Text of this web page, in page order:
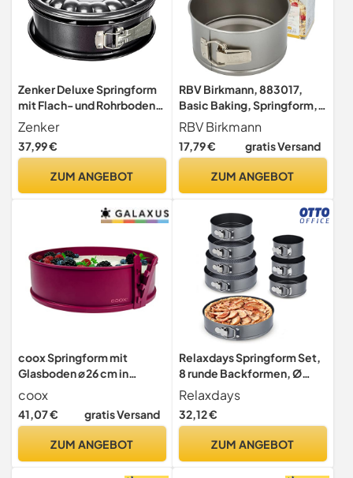
Zenker Deluxe Springform
mit Flach- und Rohrboden,
Auslaufschutz – Ø 27,7 x
10,3 cm, hitzebeständig bis
230°C, für Induktionsherde
Herstellergarantie
Zenker
37,99 €
ZUM ANGEBOT
RBV Birkmann, 883017,
Basic Baking, Springform,
Ø 18 cm, mit
Antihaftbeschichtung
RBV Birkmann
17,79 € gratis Versand
ZUM ANGEBOT
coox Springform mit
Glasboden ⌀ 26 cm in
direkt auf der Glasplatte
servieren und schneiden,
coox
41,07 € gratis Versand
ZUM ANGEBOT
Relaxdays Springform Set,
8 runde Backformen, Ø
14/16/18/20/22/24/26/28
cm, Edelstahl, Antihaft
Kuchenform, anthrazit
Relaxdays
32,12 €
ZUM ANGEBOT